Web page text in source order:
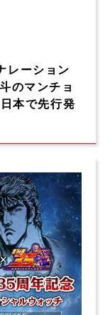
レーション
のマンチョ
本で先行発